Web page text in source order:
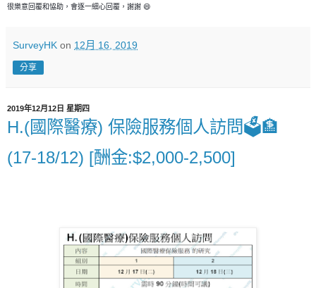
很樂意回覆和恊助，會逐一細心回覆，謝謝 😄
SurveyHK on 12月 16, 2019
分享
2019年12月12日 星期四
H.(國際醫療) 保險服務個人訪問🗳🏦
(17-18/12) [酬金:$2,000-2,500]